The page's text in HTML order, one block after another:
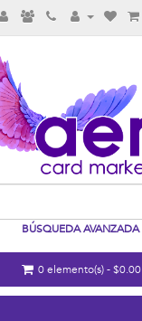
BÚSQUEDA AVANZADA
0 elemento(s) - $0.00